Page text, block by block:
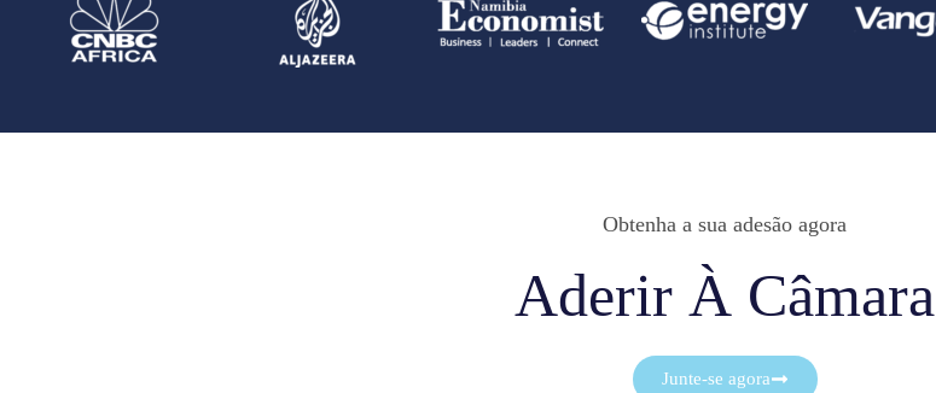
Obtenha a sua adesão agora
Aderir À Câmara
Junte-se agora